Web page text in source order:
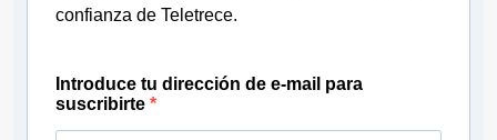
confianza de Teletrece.
Introduce tu dirección de e-mail para
suscribirte